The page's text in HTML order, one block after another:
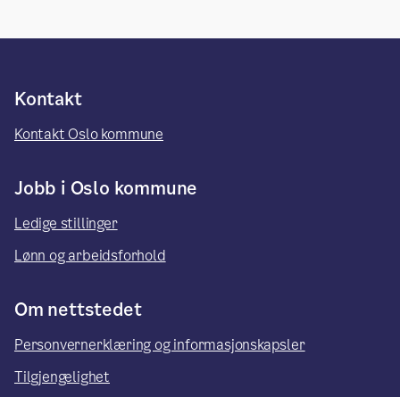
Kontakt
Kontakt Oslo kommune
Jobb i Oslo kommune
Ledige stillinger
Lønn og arbeidsforhold
Om nettstedet
Personvernerklæring og informasjonskapsler
Tilgjengelighet